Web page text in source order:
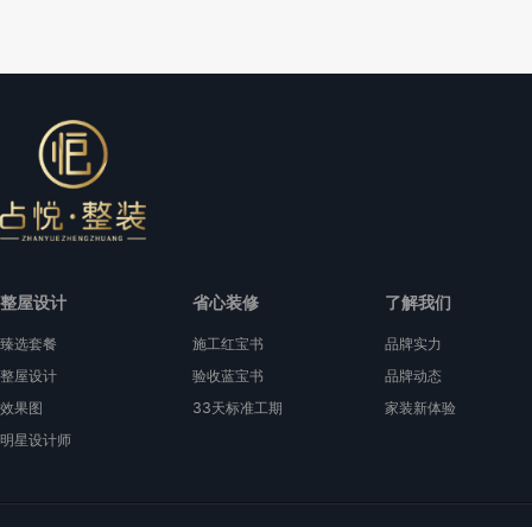
整屋设计
臻选套餐
整屋设计
效果图
明星设计师
省心装修
施工红宝书
验收蓝宝书
33天标准工期
了解我们
品牌实力
品牌动态
家装新体验